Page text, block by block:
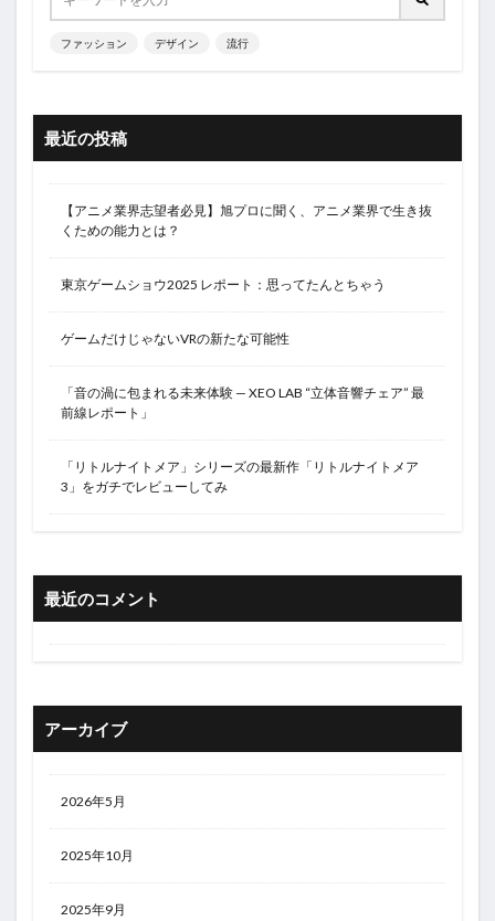
ファッション デザイン 流行
最近の投稿
【アニメ業界志望者必見】旭プロに聞く、アニメ業界で生き抜
くための能力とは？
東京ゲームショウ2025 レポート：思ってたんとちゃう
ゲームだけじゃないVRの新たな可能性
「音の渦に包まれる未来体験 — XEO LAB “立体音響チェア” 最
前線レポート」
「リトルナイトメア」シリーズの最新作「リトルナイトメア
3」をガチでレビューしてみ
最近のコメント
アーカイブ
2026年5月
2025年10月
2025年9月